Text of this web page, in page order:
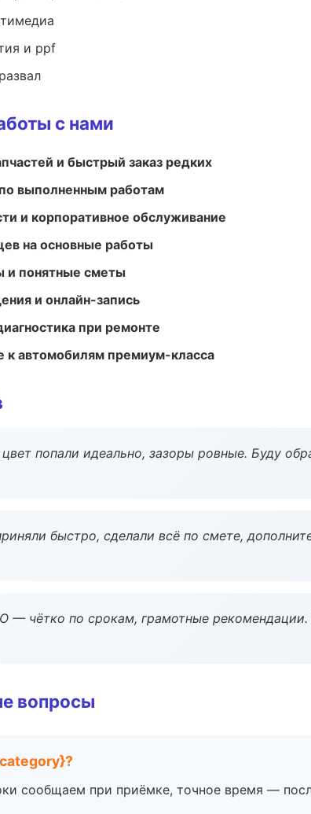
и ppf
с нами
и быстрый заказ редких
выполненным работам
и корпоративное обслуживание
на основные работы
и понятные сметы
и онлайн-запись
при ремонте
к автомобилям премиум-класса
попали идеально, зазоры ровные. Буду
быстро, сделали всё по смете,
— чётко по срокам, грамотные
вопросы
сообщаем при приёмке, точное время —